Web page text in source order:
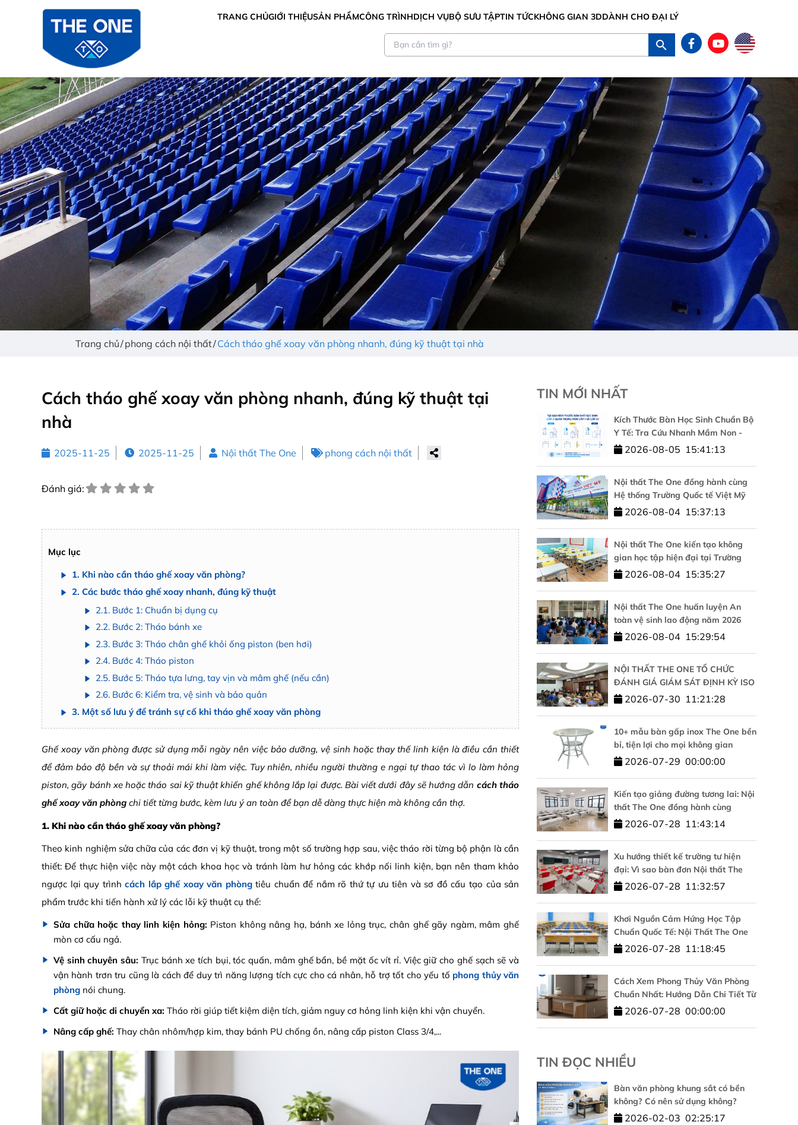
TRANG CHỦGIỚI THIỆUSẢN PHẨMCÔNG TRÌNHDỊCH VỤBỘ SƯU TẬPTIN TỨCKHÔNG GIAN 3DDÀNH CHO ĐẠI LÝ
Trang chủ phong cách nội thất Cách tháo ghế xoay văn phòng nhanh, đúng kỹ thuật tại nhà
Cách tháo ghế xoay văn phòng nhanh, đúng kỹ thuật tại
nhà
2025-11-25 2025-11-25 Nội thất The One phong cách nội thất
Đánh giá:
Mục lục
1. Khi nào cần tháo ghế xoay văn phòng?
2. Các bước tháo ghế xoay nhanh, đúng kỹ thuật
2.1. Bước 1: Chuẩn bị dụng cụ
2.2. Bước 2: Tháo bánh xe
2.3. Bước 3: Tháo chân ghế khỏi ống piston (ben hơi)
2.4. Bước 4: Tháo piston
2.5. Bước 5: Tháo tựa lưng, tay vịn và mâm ghế (nếu cần)
2.6. Bước 6: Kiểm tra, vệ sinh và bảo quản
3. Một số lưu ý để tránh sự cố khi tháo ghế xoay văn phòng
Ghế xoay văn phòng được sử dụng mỗi ngày nên việc bảo dưỡng, vệ sinh hoặc thay thế linh kiện là điều cần thiết
để đảm bảo độ bền và sự thoải mái khi làm việc. Tuy nhiên, nhiều người thường e ngại tự thao tác vì lo làm hỏng
piston, gãy bánh xe hoặc tháo sai kỹ thuật khiến ghế không lắp lại được. Bài viết dưới đây sẽ hướng dẫn cách tháo
ghế xoay văn phòng chi tiết từng bước, kèm lưu ý an toàn để bạn dễ dàng thực hiện mà không cần thợ.
1. Khi nào cần tháo ghế xoay văn phòng?
Theo kinh nghiệm sửa chữa của các đơn vị kỹ thuật, trong một số trường hợp sau, việc tháo rời từng bộ phận là cần
thiết: Để thực hiện việc này một cách khoa học và tránh làm hư hỏng các khớp nối linh kiện, bạn nên tham khảo
ngược lại quy trìnhcách lắp ghế xoay văn phòngtiêu chuẩn để nắm rõ thứ tự ưu tiên và sơ đồ cấu tạo của sản
phẩm trước khi tiến hành xử lý các lỗi kỹ thuật cụ thể:
Sửa chữa hoặc thay linh kiện hỏng: Piston không nâng hạ, bánh xe lỏng trục, chân ghế gãy ngàm, mâm ghế
mòn cơ cấu ngả.
Vệ sinh chuyên sâu: Trục bánh xe tích bụi, tóc quấn, mâm ghế bẩn, bề mặt ốc vít rỉ. Việc giữ cho ghế sạch sẽ và
vận hành trơn tru cũng là cách để duy trì năng lượng tích cực cho cá nhân, hỗ trợ tốt cho yếu tố phong thủy văn
phòng nói chung.
Cất giữ hoặc di chuyển xa: Tháo rời giúp tiết kiệm diện tích, giảm nguy cơ hỏng linh kiện khi vận chuyển.
Nâng cấp ghế: Thay chân nhôm/hợp kim, thay bánh PU chống ồn, nâng cấp piston Class 3/4,...
TIN MỚI NHẤT
Kích Thước Bàn Học Sinh Chuẩn Bộ
Y Tế: Tra Cứu Nhanh Mầm Non -
Cấp 1 - Cấp 2 - Cấp 3
2026-08-05 15:41:13
Nội thất The One đồng hành cùng
Hệ thống Trường Quốc tế Việt Mỹ
kiến tạo không gian học tập chuẩn
2026-08-04 15:37:13
Nội thất The One kiến tạo không
gian học tập hiện đại tại Trường
Tiểu học Tesla Hà Nội
2026-08-04 15:35:27
Nội thất The One huấn luyện An
toàn vệ sinh lao động năm 2026
2026-08-04 15:29:54
NỘI THẤT THE ONE TỔ CHỨC
ĐÁNH GIÁ GIÁM SÁT ĐỊNH KỲ ISO
9001 VÀ ISO 14001: KHẲNG ĐỊNH
2026-07-30 11:21:28
10+ mẫu bàn gấp inox The One bền
bỉ, tiện lợi cho mọi không gian
2026-07-29 00:00:00
Kiến tạo giảng đường tương lai: Nội
thất The One đồng hành cùng
Trường Đại học Công nghệ –
2026-07-28 11:43:14
Xu hướng thiết kế trường tư hiện
đại: Vì sao bàn đơn Nội thất The
One được tin dùng?
2026-07-28 11:32:57
Khơi Nguồn Cảm Hứng Học Tập
Chuẩn Quốc Tế: Nội Thất The One
Đồng Hành Cùng HUFLIT
2026-07-28 11:18:45
Cách Xem Phong Thủy Văn Phòng
Chuẩn Nhất: Hướng Dẫn Chi Tiết Từ
A-Z2026-07-28 00:00:00
TIN ĐỌC NHIỀU
Bàn văn phòng khung sắt có bền
không? Có nên sử dụng không?
2026-02-03 02:25:17